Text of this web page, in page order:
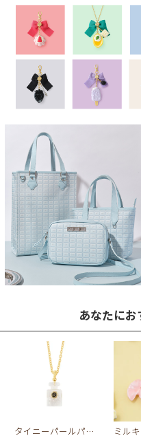
あなたにお
タイニーパールパフュームボトル ネックレス